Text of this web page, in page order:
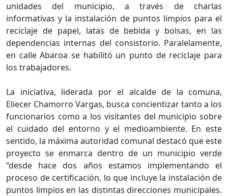
unidades del municipio, a través de charlas
informativas y la instalación de puntos limpios para el
reciclaje de papel, latas de bebida y bolsas, en las
dependencias internas del consistorio. Paralelamente,
en calle Abaroa se habilitó un punto de reciclaje para
los trabajadores.
La iniciativa, liderada por el alcalde de la comuna,
Eliecer Chamorro Vargas, busca concientizar tanto a los
funcionarios como a los visitantes del municipio sobre
el cuidado del entorno y el medioambiente. En este
sentido, la máxima autoridad comunal destacó que este
proyecto se enmarca dentro de un municipio verde
“desde hace dos años estamos implementando el
proceso de certificación, lo que incluye la instalación de
puntos limpios en las distintas direcciones municipales.